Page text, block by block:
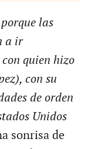
las
a ir
quien hizo
con su
de orden
Unidos
sonrisa de